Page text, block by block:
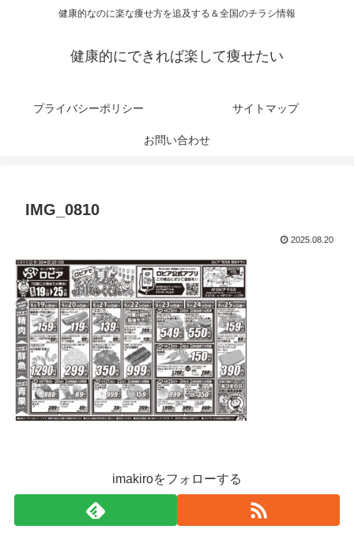
健康的なのに楽な痩せ方を追及する＆全国のチラシ情報
健康的にできれば楽して痩せたい
プライバシーポリシー サイトマップ
お問い合わせ
IMG_0810
2025.08.20
imakiroをフォローする